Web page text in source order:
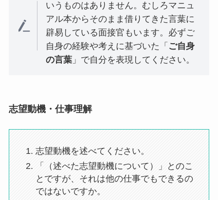
いうものはありません。むしろマニュ
アル本からそのまま借りてきた言葉に
辟易している面接官もいます。必ずご
自身の経験や考えに基づいた「 ご自身
の言葉 」で自分を表現してください。
志望動機・仕事理解
志望動機を述べてください。
「（述べた志望動機について）」とのこ
とですが、それは他の仕事でもできるの
ではないですか。